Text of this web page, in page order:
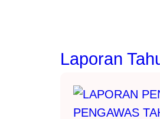
Laporan